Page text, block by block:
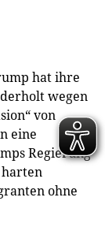
hat ihre
wegen
von
eine
Regierung
harten
ohne